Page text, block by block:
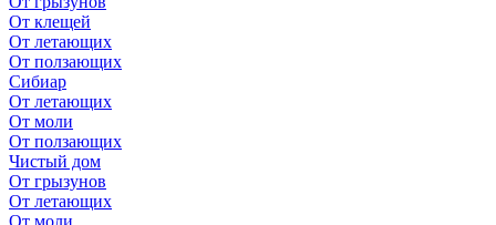
От клещей
От летающих
От ползающих
Сибиар
От летающих
От моли
От ползающих
Чистый дом
От грызунов
От летающих
От моли